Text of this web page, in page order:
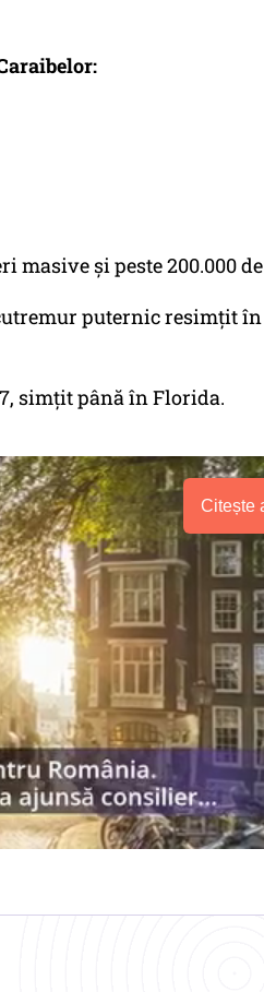
masive și peste 200.000
puternic resimțit
simțit până în Florida.
Citește